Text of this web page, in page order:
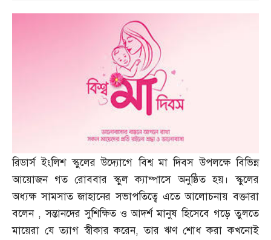
রিডার্স ইংলিশ স্কুলের উদ্যোগে বিশ্ব মা দিবস উপলক্ষে বিভিন্ন
আয়োজন গত রোববার স্কুল ক্যাম্পাসে অনুষ্ঠিত হয়। স্কুলের
অধ্যক্ষ সামসাত জাহানের সভাপতিত্বে এতে আলোচনায় বক্তারা
বলেন ,সন্তানদের সুশিক্ষিত ও আদর্শ মানুষ হিসেবে গড়ে তুলতে
মায়েরা যে ত্যাগ স্বীকার করেন,তার ঋণ শোধ করা কখনোই